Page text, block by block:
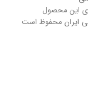
ایران محفوظ است